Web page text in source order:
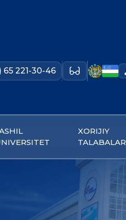
65 221-30-46
XORIJIY
TALABALAR